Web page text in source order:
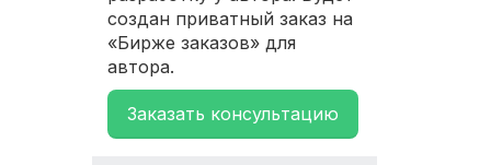
создан приватный заказ на
«Бирже заказов» для
автора.
Заказать консультацию